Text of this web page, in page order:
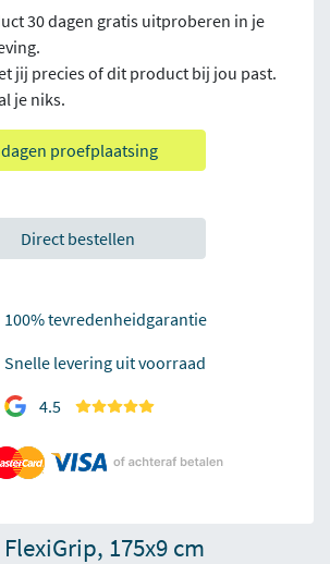
30 dagen gratis uitproberen in je
jij precies of dit product bij jou past.
je niks.
proefplaatsing
Direct bestellen
100% tevredenheidgarantie
Snelle levering uit voorraad
4.5
175x9 cm